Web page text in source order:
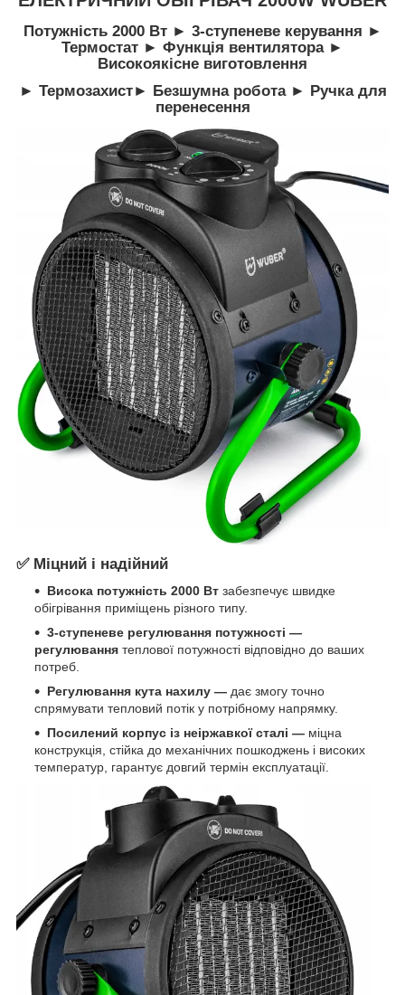
Потужність 2000 Вт ► 3-ступеневе керування ►
Термостат ► Функція вентилятора ►
Високоякісне виготовлення
► Термозахист► Безшумна робота ► Ручка для
перенесення
✅ Міцний і надійний
Висока потужність 2000 Вт забезпечує швидке
обігрівання приміщень різного типу.
3-ступеневе регулювання потужності —
регулювання теплової потужності відповідно до ваших
потреб.
Регулювання кута нахилу — дає змогу точно
спрямувати тепловий потік у потрібному напрямку.
Посилений корпус із неіржавкої сталі — міцна
конструкція, стійка до механічних пошкоджень і високих
температур, гарантує довгий термін експлуатації.